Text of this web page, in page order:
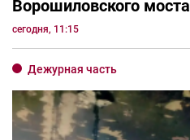
Ворошиловского моста
сегодня, 11:15
Дежурная часть